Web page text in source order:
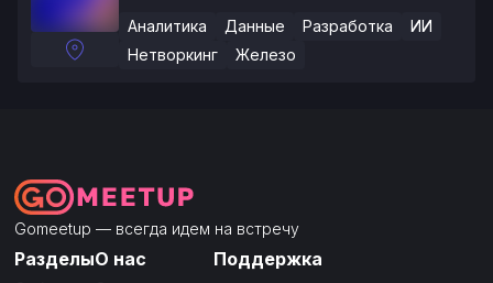
Аналитика Данные Разработка
ИИ
Нетворкинг
Железо
Gomeetup — всегда идем на встречу
РазделыО нас Поддержка